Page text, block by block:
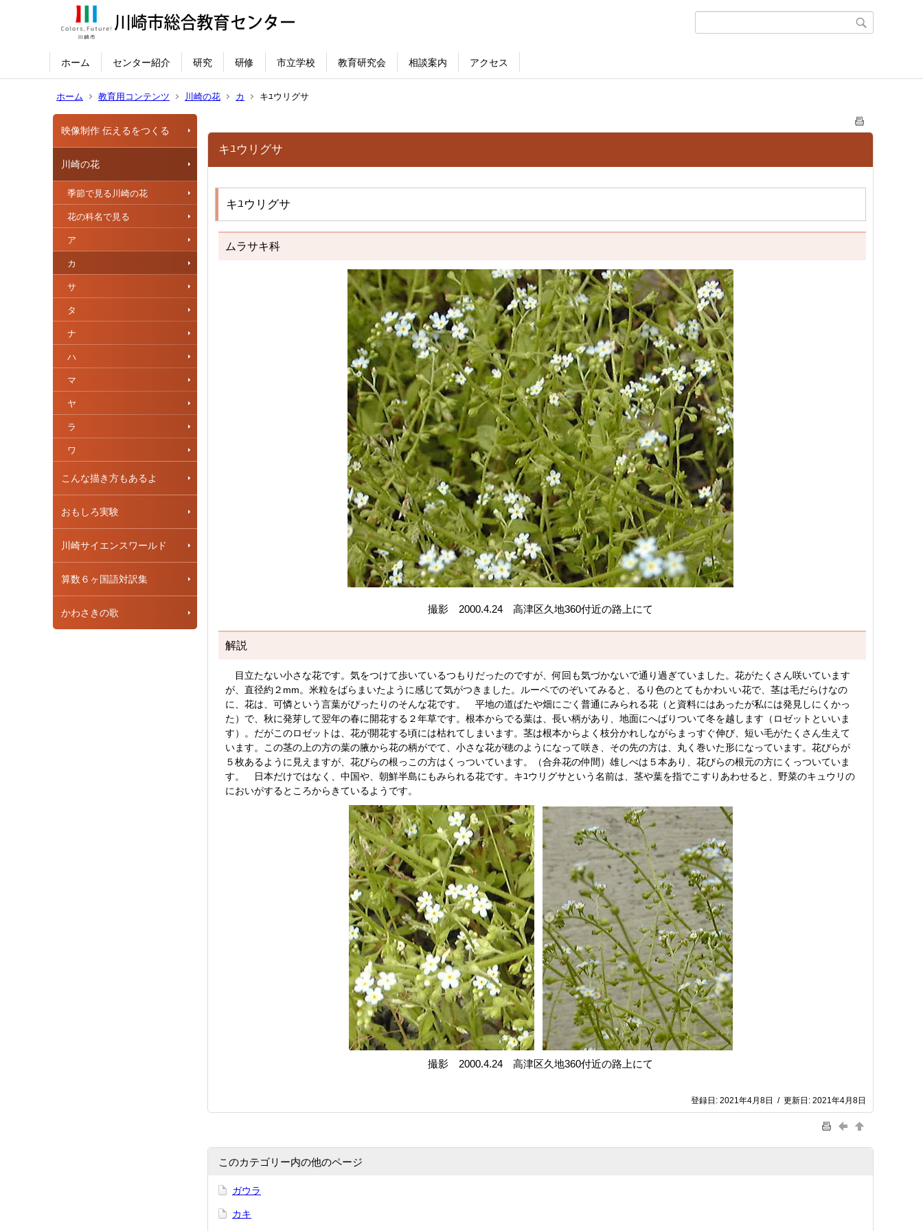
ホーム センター紹介 研究 研修 市立学校 教育研究会 相談案内 アクセス
ホーム 教育用コンテンツ 川崎の花 カ キﾕウリグサ
映像制作 伝えるをつくる
川崎の花
季節で見る川崎の花
花の科名で見る
ア
カ
サ
タ
ナ
ハ
マ
ヤ
ラ
ワ
こんな描き方もあるよ
おもしろ実験
川崎サイエンスワールド
算数６ヶ国語対訳集
かわさきの歌
キﾕウリグサ
キﾕウリグサ
ムラサキ科
撮影 2000.4.24 高津区久地360付近の路上にて
解説
目立たない小さな花です。気をつけて歩いているつもりだったのですが、何回も気づかないで通り過ぎていました。花がたくさん咲いています
が、直径約２mm。米粒をばらまいたように感じて気がつきました。ルーペでのぞいてみると、るり色のとてもかわいい花で、茎は毛だらけなの
に、花は、可憐という言葉がぴったりのそんな花です。
平地の道ばたや畑にごく普通にみられる花（と資料にはあったが私には発見しにくかっ
た）で、秋に発芽して翌年の春に開花する２年草です。根本からでる葉は、長い柄があり、地面にへばりついて冬を越します（ロゼットといいま
す）。だがこのロゼットは、花が開花する頃には枯れてしまいます。茎は根本からよく枝分かれしながらまっすぐ伸び、短い毛がたくさん生えて
います。この茎の上の方の葉の腋から花の柄がでて、小さな花が穂のようになって咲き、その先の方は、丸く巻いた形になっています。花びらが
５枚あるように見えますが、花びらの根っこの方はくっついています。（合弁花の仲間）雄しべは５本あり、花びらの根元の方にくっついていま
す。 日本だけではなく、中国や、朝鮮半島にもみられる花です。キﾕウリグサという名前は、茎や葉を指でこすりあわせると、野菜のキュウリの
においがするところからきているようです。
撮影 2000.4.24 高津区久地360付近の路上にて
登録日: 2021年4月8日 / 更新日: 2021年4月8日
このカテゴリー内の他のページ
ガウラ
カキ